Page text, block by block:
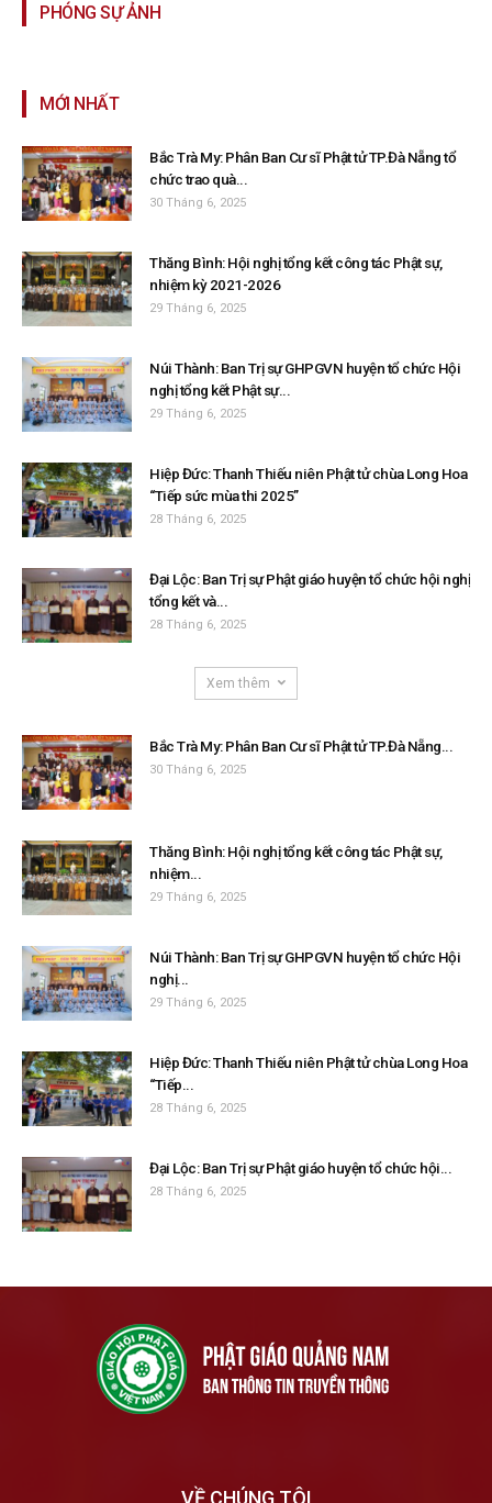
PHÓNG SỰ ẢNH
MỚI NHẤT
Bắc Trà My: Phân Ban Cư sĩ Phật tử TP.Đà Nẵng tổ
chức trao quà...
30 Tháng 6, 2025
Thăng Bình: Hội nghị tổng kết công tác Phật sự,
nhiệm kỳ 2021-2026
29 Tháng 6, 2025
Núi Thành: Ban Trị sự GHPGVN huyện tổ chức Hội
nghị tổng kết Phật sự...
29 Tháng 6, 2025
Hiệp Đức: Thanh Thiếu niên Phật tử chùa Long Hoa
“Tiếp sức mùa thi 2025”
28 Tháng 6, 2025
Đại Lộc: Ban Trị sự Phật giáo huyện tổ chức hội nghị
tổng kết và...
28 Tháng 6, 2025
Xem thêm
Bắc Trà My: Phân Ban Cư sĩ Phật tử TP.Đà Nẵng...
30 Tháng 6, 2025
Thăng Bình: Hội nghị tổng kết công tác Phật sự,
nhiệm...
29 Tháng 6, 2025
Núi Thành: Ban Trị sự GHPGVN huyện tổ chức Hội
nghị...
29 Tháng 6, 2025
Hiệp Đức: Thanh Thiếu niên Phật tử chùa Long Hoa
“Tiếp...
28 Tháng 6, 2025
Đại Lộc: Ban Trị sự Phật giáo huyện tổ chức hội...
28 Tháng 6, 2025
VỀ CHÚNG TÔI